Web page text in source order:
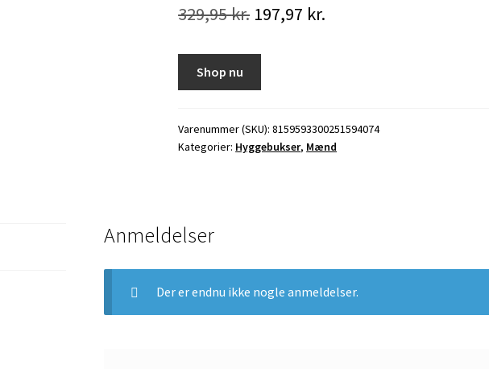
329,95kr. Den
329,95 kr..
197,97 kr.
197,97 kr..
Shop nu
Varenummer (SKU):8159593300251594074
Kategorier: Hyggebukser, Mænd
Anmeldelser
Der er endnu ikke nogle anmeldelser.